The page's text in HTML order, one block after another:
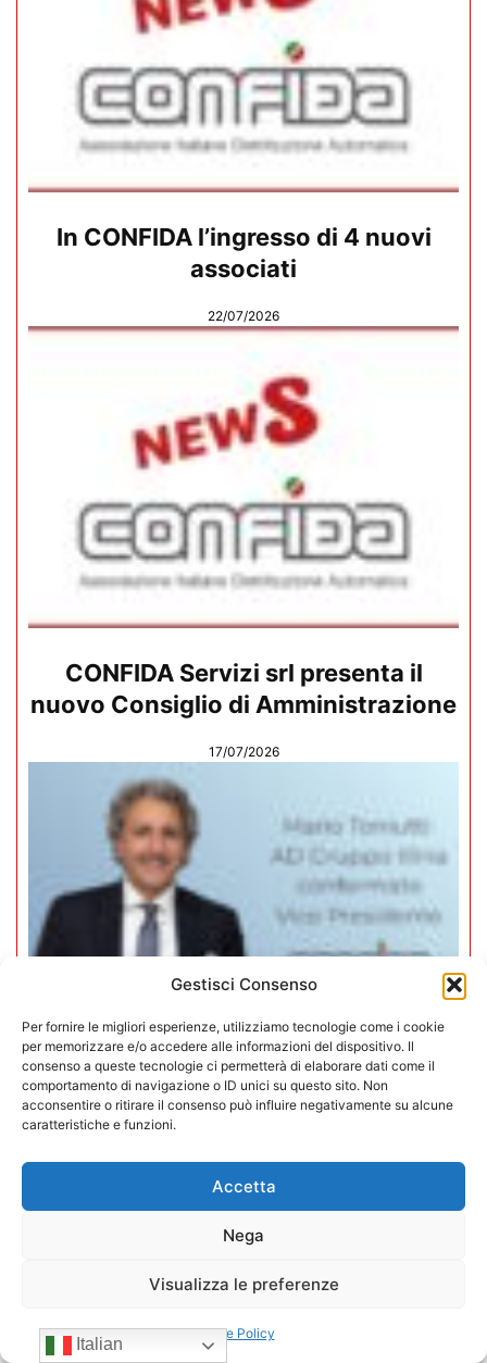
Gestisci Consenso
Per fornire le migliori esperienze, utilizziamo tecnologie come i cookie
per memorizzare e/o accedere alle informazioni del dispositivo. Il
consenso a queste tecnologie ci permetterà di elaborare dati come il
comportamento di navigazione o ID unici su questo sito. Non
acconsentire o ritirare il consenso può influire negativamente su alcune
caratteristiche e funzioni.
Accetta
Nega
Visualizza le preferenze
Cookie Policy
In CONFIDA l’ingresso di 4 nuovi
associati
22/07/2026
CONFIDA Servizi srl presenta il
nuovo Consiglio di Amministrazione
17/07/2026
Mario Toniutti confermato Vice
Presidente di CONFIDA per il
quadriennio 2026-2030
Italian